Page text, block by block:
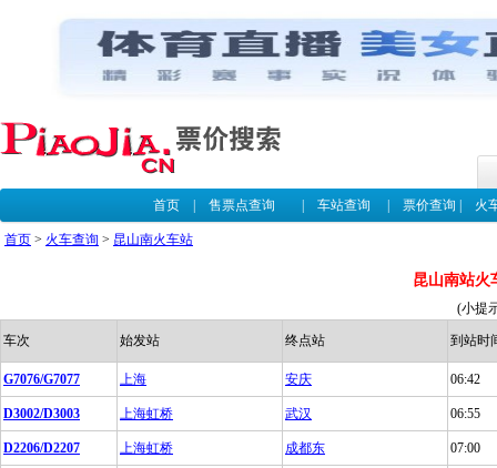
首页| 售票点查询 车站查询 票价查询 火
首页 > 火车查询 > 昆山南火车站
昆山南站火
(小提
车次 始发站 终点站 到站时
G7076/G7077 上海 安庆 06:42
D3002/D3003 上海虹桥 武汉 06:55
D2206/D2207 上海虹桥 成都东 07:00